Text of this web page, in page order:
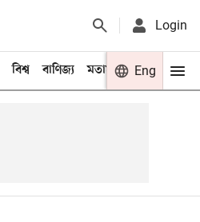
Login
বিশ্ব বাণিজ্য মতামত খেলা
Eng